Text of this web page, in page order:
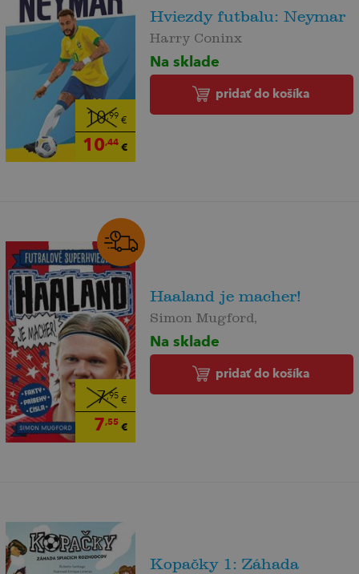
10,99 €
10,44€
Hviezdy futbalu: Neymar
Harry Coninx
Na sklade
pridať do košíka
7,95€
7,55€
Haaland je macher!
Simon Mugford,
Na sklade
pridať do košíka
Kopačky 1: Záhada